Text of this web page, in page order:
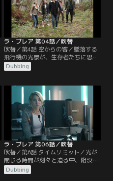
ラ・ブレア 第04話／吹替
吹替／第4話 空からの客／墜落する
飛行機の光景が、生存者たちに思い
がけない希望の波を広げる。イヴら
はパイロットを捜索する。政府が陥
後、ギャヴィンとイジーは意外なと
ころに助けを求める。
Dubbing
ラ・ブレア 第06話／吹替
吹替／第6話 タイムリミット／光が
閉じる時間が刻々と迫る中、陥没穴
の生存者たちは最後の脱出を試み
る。しかしその脱出計画は、ギャヴ
Dubbing